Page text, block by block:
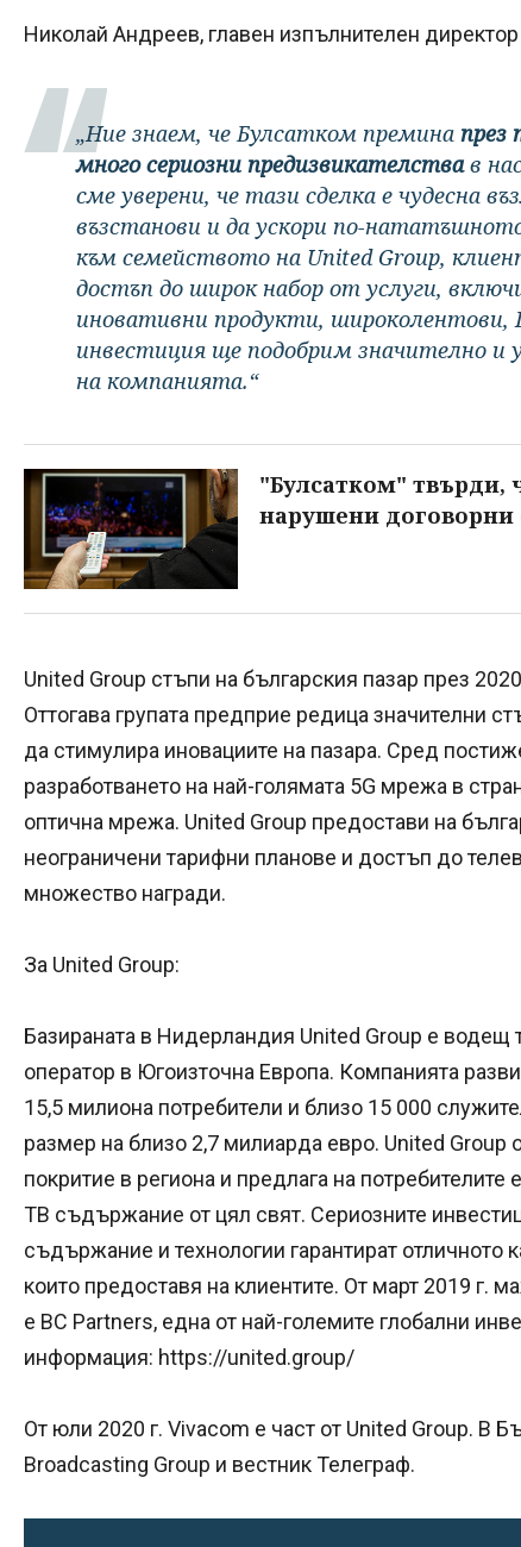
Николай Андреев, главен изпълнителен
„Ние знаем, че Булсатком премина през
много сериозни предизвикателствав
сме уверени, че тази сделка е чудесна
възстанови и да ускори по-
към семейството на United Group,
достъп до широк набор от услуги,
иновативни продукти, широколентови,
инвестиция ще подобрим значително
на компанията.“
"Булсатком" твърди,
нарушени
United Group стъпи на българския пазар през
Оттогава групата предприе редица значителни
да стимулира иновациите на пазара. Сред
разработването на най-голямата 5G мрежа в
оптична мрежа. United Group предостави на
неограничени тарифни планове и достъп до
множество награди.
За United Group:
Базираната в Нидерландия United Group е
оператор в Югоизточна Европа. Компанията
15,5 милиона потребители и близо 15 000
размер на близо 2,7 милиарда евро. United
покритие в региона и предлага на потребителите
ТВ съдържание от цял свят. Сериозните
съдържание и технологии гарантират отличното
които предоставя на клиентите. От март 2019 г.
е BC Partners, една от най-големите глобални
информация: https://united.group/
От юли 2020 г. Vivacom е част от United Group. В
Broadcasting Group и вестник Телеграф.